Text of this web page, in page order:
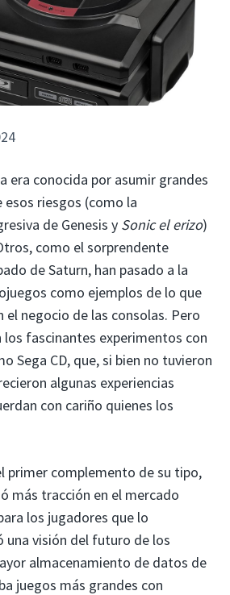
era conocida por asumir grandes
esos riesgos (como la
de Genesis y Sonic el erizo)
como el sorprendente
de Saturn, han pasado a la
como ejemplos de lo que
el negocio de las consolas. Pero
fascinantes experimentos con
Sega CD, que, si bien no tuvieron
algunas experiencias
con cariño quienes los
primer complemento de su tipo,
más tracción en el mercado
los jugadores que lo
una visión del futuro de los
almacenamiento de datos de
juegos más grandes con